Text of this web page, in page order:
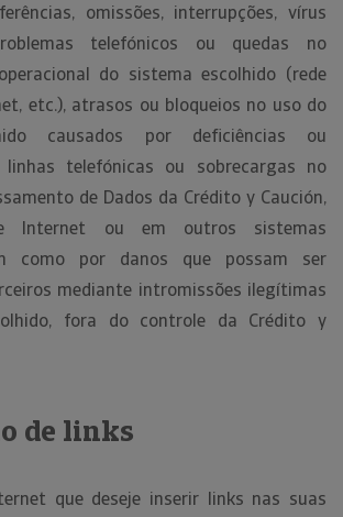
omissões, interrupções, vírus
telefónicos ou quedas no
do sistema escolhido (rede
etc.), atrasos ou bloqueios no uso do
causados por deficiências ou
linhas telefónicas ou sobrecargas no
de Dados da Crédito y Caución,
Internet ou em outros sistemas
como por danos que possam ser
mediante intromissões ilegítimas
fora do controle da Crédito y
de links
que deseje inserir links nas suas